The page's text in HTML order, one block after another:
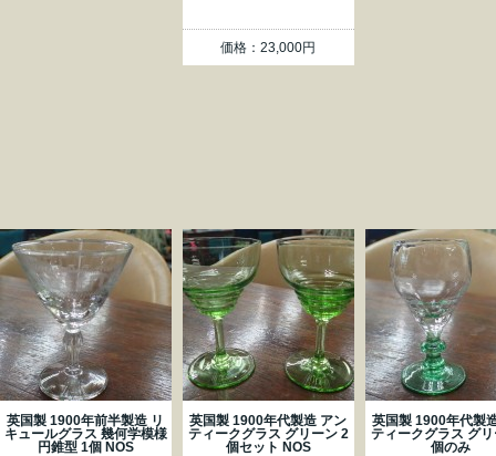
価格：23,000円
英国製 1900年前半製造 リ
キュールグラス 幾何学模様
円錐型 1個 NOS
英国製 1900年代製造 アン
ティークグラス グリーン 2
個セット NOS
英国製 1900年代製
ティークグラス グ
個のみ